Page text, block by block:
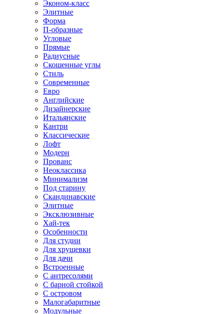
Эконом-класс
Элитные
Форма
П-образные
Угловые
Прямые
Радиусные
Скошенные углы
Стиль
Современные
Евро
Английские
Дизайнерские
Итальянские
Кантри
Классические
Лофт
Модерн
Прованс
Неоклассика
Минимализм
Под старину
Скандинавские
Элитные
Эксклюзивные
Хай-тек
Особенности
Для студии
Для хрущевки
Для дачи
Встроенные
С антресолями
С барной стойкой
С островом
Малогабаритные
Модульные